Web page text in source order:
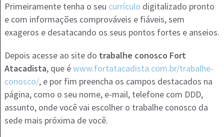
Primeiramente tenha o seu currículo digitalizado pronto
e com informações comprováveis e fiáveis, sem
exageros e desatacando os seus pontos fortes e anseios.
Depois acesse ao site do trabalhe conosco Fort
Atacadista, que éwww.fortatacadista.com.br/trabalhe-
conosco/, e por fim preencha os campos destacados na
página, como o seu nome, e-mail, telefone com DDD,
assunto, onde você vai escolher o trabalhe conosco da
sede mais próxima de você.